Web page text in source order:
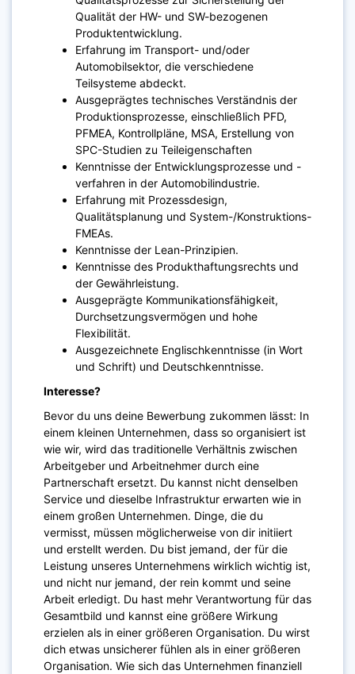
Qualität der HW- und SW-bezogenen
Produktentwicklung.
Erfahrung im Transport- und/oder
Automobilsektor, die verschiedene
Teilsysteme abdeckt.
Ausgeprägtes technisches Verständnis der
Produktionsprozesse, einschließlich PFD,
PFMEA, Kontrollpläne, MSA, Erstellung von
SPC-Studien zu Teileigenschaften
Kenntnisse der Entwicklungsprozesse und -
verfahren in der Automobilindustrie.
Erfahrung mit Prozessdesign,
Qualitätsplanung und System-/Konstruktions-
FMEAs.
Kenntnisse der Lean-Prinzipien.
Kenntnisse des Produkthaftungsrechts und
der Gewährleistung.
Ausgeprägte Kommunikationsfähigkeit,
Durchsetzungsvermögen und hohe
Flexibilität.
Ausgezeichnete Englischkenntnisse (in Wort
und Schrift) und Deutschkenntnisse.
Interesse?
Bevor du uns deine Bewerbung zukommen lässt: In
einem kleinen Unternehmen, dass so organisiert ist
wie wir, wird das traditionelle Verhältnis zwischen
Arbeitgeber und Arbeitnehmer durch eine
Partnerschaft ersetzt. Du kannst nicht denselben
Service und dieselbe Infrastruktur erwarten wie in
einem großen Unternehmen. Dinge, die du
vermisst, müssen möglicherweise von dir initiiert
und erstellt werden. Du bist jemand, der für die
Leistung unseres Unternehmens wirklich wichtig ist,
und nicht nur jemand, der rein kommt und seine
Arbeit erledigt. Du hast mehr Verantwortung für das
Gesamtbild und kannst eine größere Wirkung
erzielen als in einer größeren Organisation. Du wirst
dich etwas unsicherer fühlen als in einer größeren
Organisation. Wie sich das Unternehmen finanziell